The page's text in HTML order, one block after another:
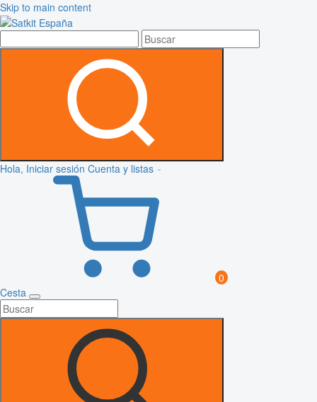
Skip to main content
Hola, Iniciar sesión Cuenta y listas
0
Cesta